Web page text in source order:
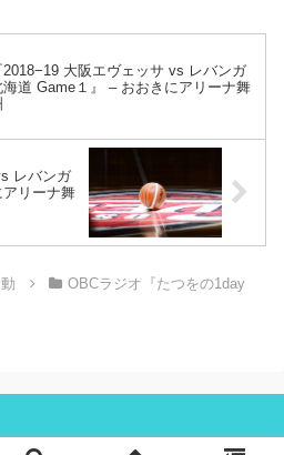
ざ
りになりました。僕は電話に...
2018−19 大阪エヴェッサ vs レバンガ
海道 Game１』 – おおきにアリーナ舞
レバンガ
リーナ舞
OBCラジオ『たつをの1day